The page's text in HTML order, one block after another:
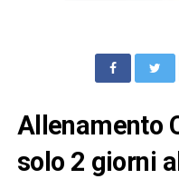
Allenamento
solo 2 giorni